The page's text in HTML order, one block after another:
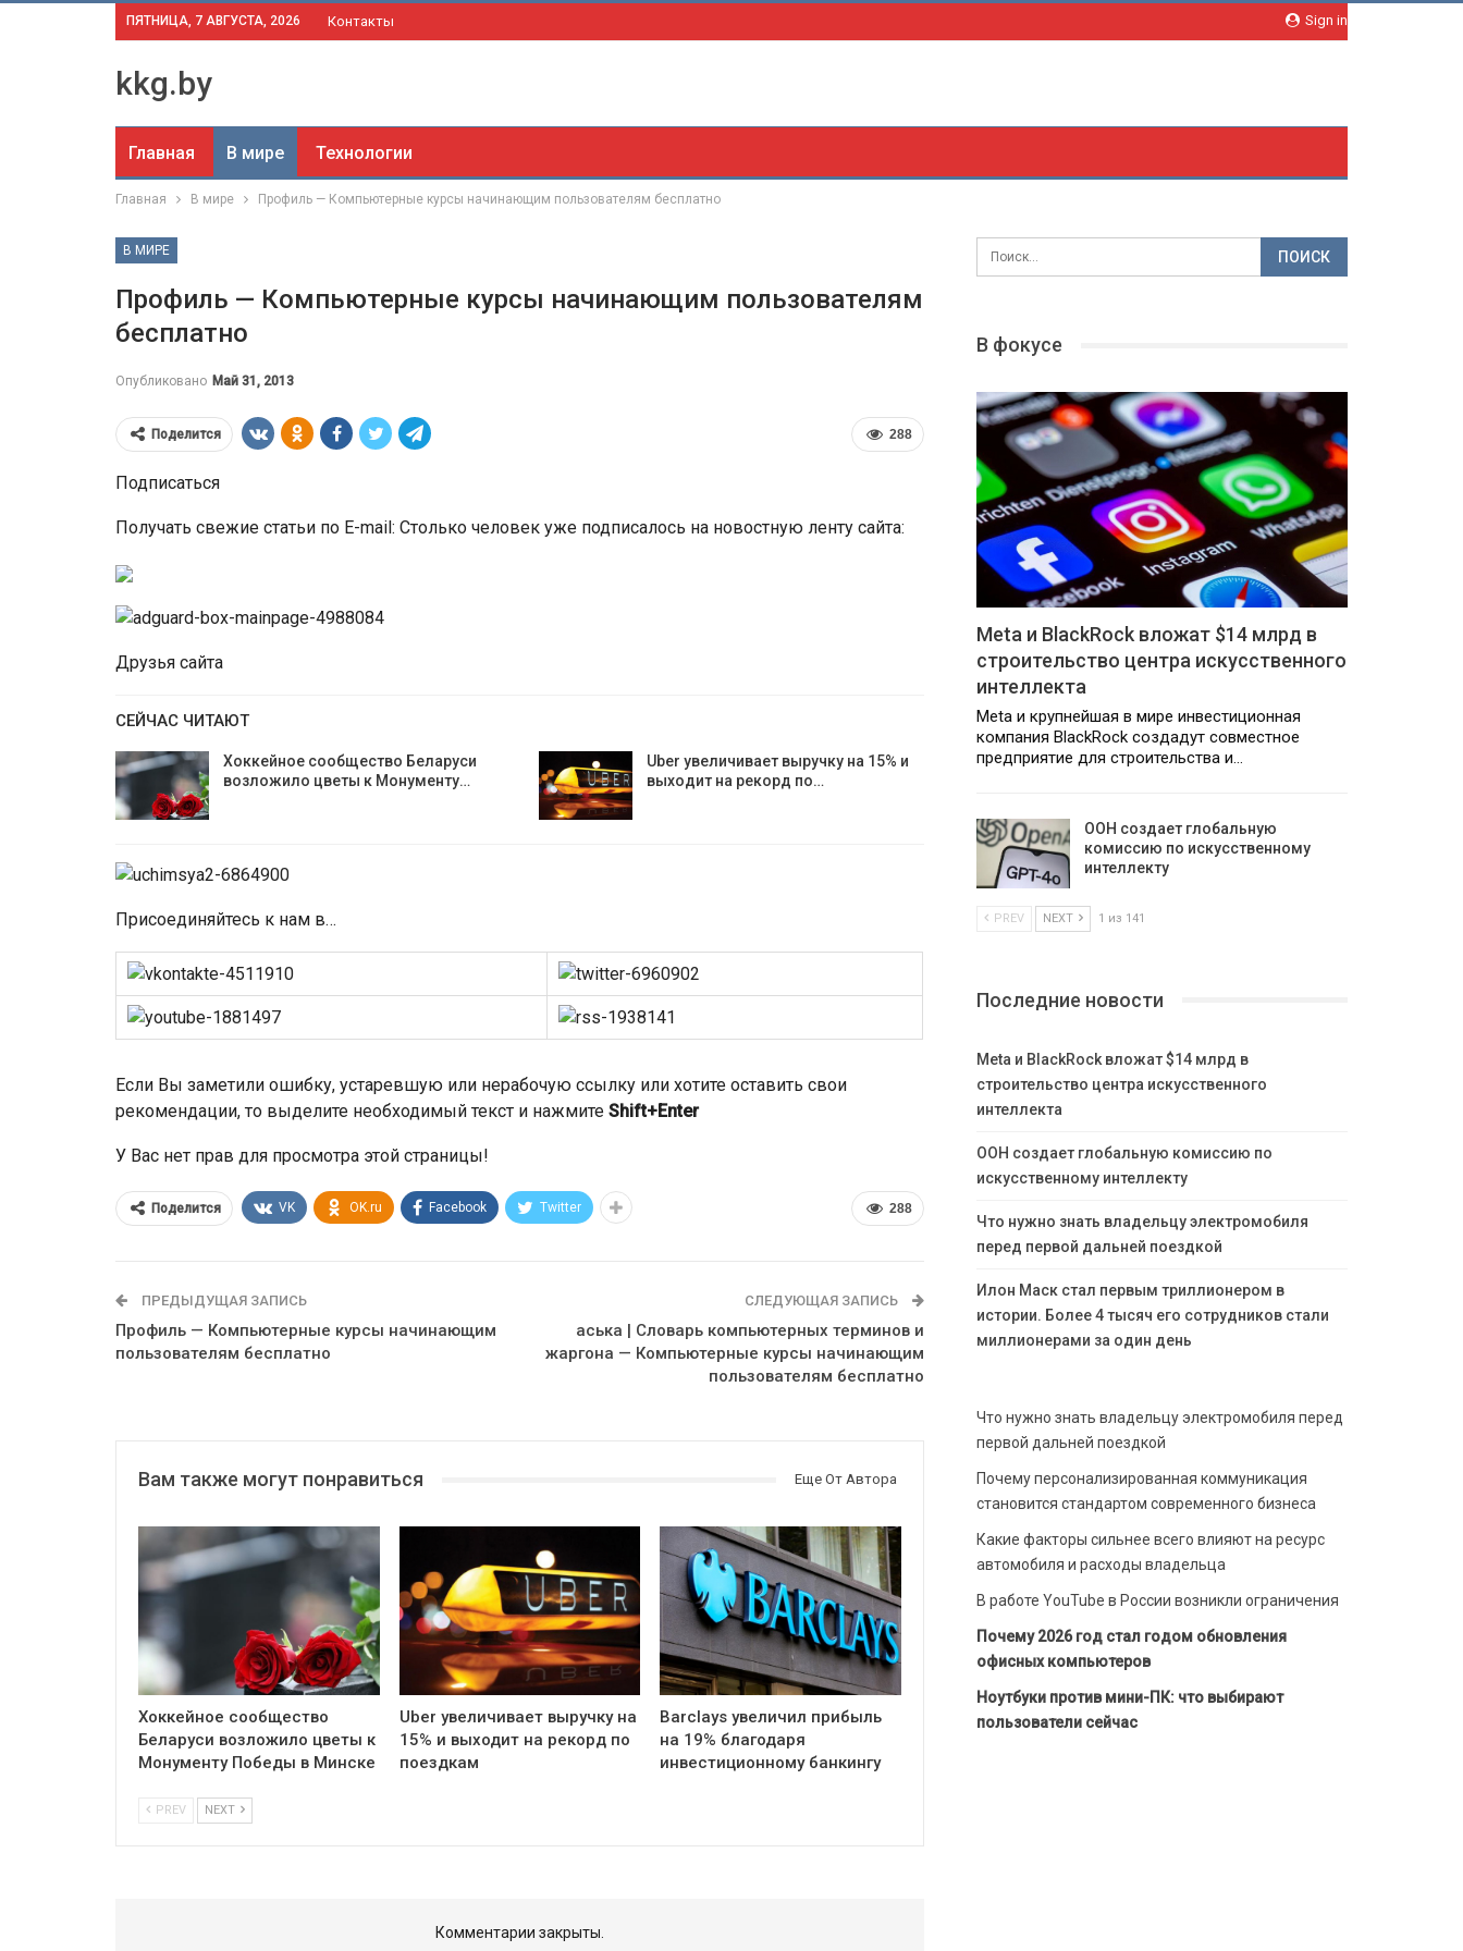
Sign in
ПЯТНИЦА, 7 АВГУСТА, 2026 Контакты
kkg.by
Главная В мире Технологии
Главная В мире Профиль — Компьютерные курсы начинающим пользователям бесплатно
В МИРЕ
Профиль — Компьютерные курсы начинающим пользователям
бесплатно
Опубликовано Май 31, 2013
288
Поделится
Подписаться
Получать свежие статьи по E-mail: Столько человек уже подписалось на новостную ленту сайта:
Друзья сайта
СЕЙЧАС ЧИТАЮТ
Хоккейное сообщество Беларуси
возложило цветы к Монументу…
Uber увеличивает выручку на 15% и
выходит на рекорд по…
Присоединяйтесь к нам в…
Если Вы заметили ошибку, устаревшую или нерабочую ссылку или хотите оставить свои
рекомендации, то выделите необходимый текст и нажмите Shift+Enter
У Вас нет прав для просмотра этой страницы!
288
Поделится VK OK.ru Facebook Twitter
ПРЕДЫДУЩАЯ ЗАПИСЬ
Профиль — Компьютерные курсы начинающим
пользователям бесплатно
СЛЕДУЮЩАЯ ЗАПИСЬ
аська | Словарь компьютерных терминов и
жаргона — Компьютерные курсы начинающим
пользователям бесплатно
Вам также могут понравиться Еще От Автора
Хоккейное сообщество
Беларуси возложило цветы к
Монументу Победы в Минске
Uber увеличивает выручку на
15% и выходит на рекорд по
поездкам
Barclays увеличил прибыль
на 19% благодаря
инвестиционному банкингу
PREV NEXT
Комментарии закрыты.
В фокусе
Meta и BlackRock вложат $14 млрд в
строительство центра искусственного
интеллекта
Meta и крупнейшая в мире инвестиционная
компания BlackRock создадут совместное
предприятие для строительства и…
ООН создает глобальную
комиссию по искусственному
интеллекту
PREV NEXT 1 из 141
Последние новости
Meta и BlackRock вложат $14 млрд в
строительство центра искусственного
интеллекта
ООН создает глобальную комиссию по
искусственному интеллекту
Что нужно знать владельцу электромобиля
перед первой дальней поездкой
Илон Маск стал первым триллионером в
истории. Более 4 тысяч его сотрудников стали
миллионерами за один день
Что нужно знать владельцу электромобиля перед
первой дальней поездкой
Почему персонализированная коммуникация
становится стандартом современного бизнеса
Какие факторы сильнее всего влияют на ресурс
автомобиля и расходы владельца
В работе YouTube в России возникли ограничения
Почему 2026 год стал годом обновления
офисных компьютеров
Ноутбуки против мини-ПК: что выбирают
пользователи сейчас